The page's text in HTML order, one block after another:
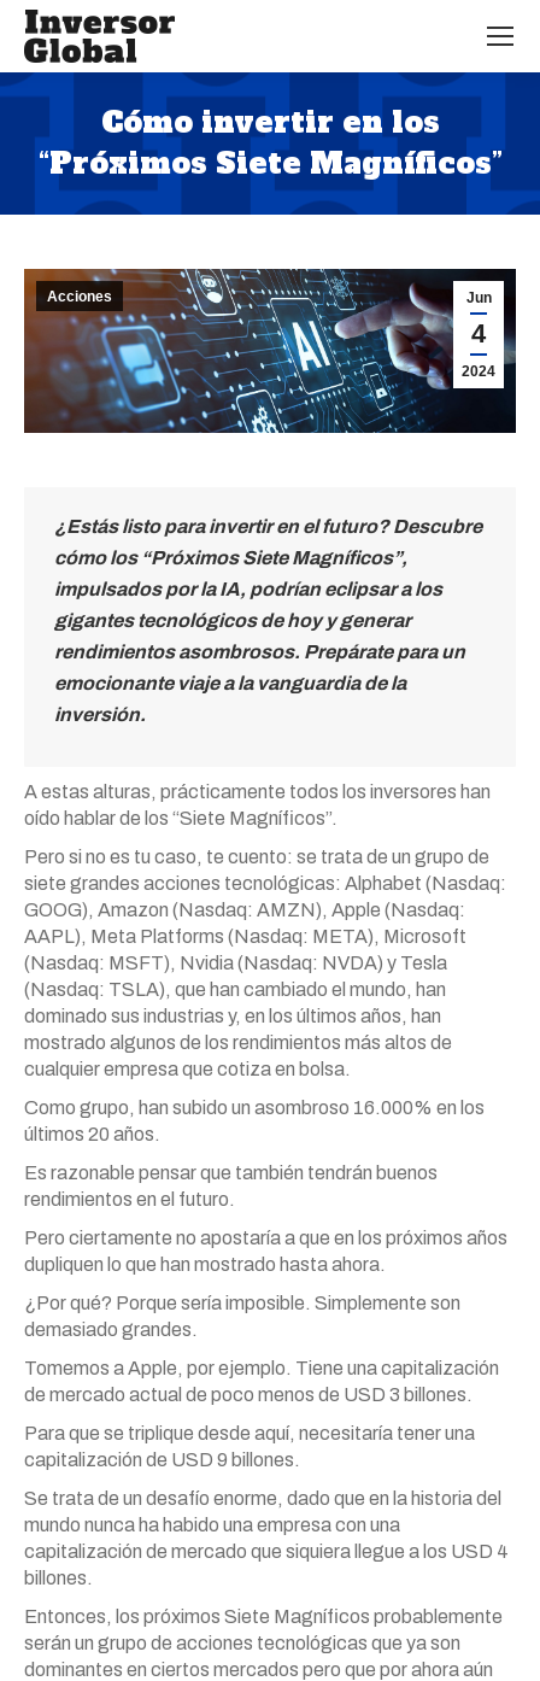
Cómo invertir en los
“Próximos Siete Magníficos”
Estás aquí:
Jun
4
2024
Acciones
¿Estás listo para invertir en el futuro? Descubre
cómo los “Próximos Siete Magníficos”,
impulsados por la IA, podrían eclipsar a los
gigantes tecnológicos de hoy y generar
rendimientos asombrosos. Prepárate para un
emocionante viaje a la vanguardia de la
inversión.
A estas alturas, prácticamente todos los inversores han
oído hablar de los “Siete Magníficos”.
Pero si no es tu caso, te cuento: se trata de un grupo de
siete grandes acciones tecnológicas: Alphabet (Nasdaq:
GOOG), Amazon (Nasdaq: AMZN), Apple (Nasdaq:
AAPL), Meta Platforms (Nasdaq: META), Microsoft
(Nasdaq: MSFT), Nvidia (Nasdaq: NVDA) y Tesla
(Nasdaq: TSLA), que han cambiado el mundo, han
dominado sus industrias y, en los últimos años, han
mostrado algunos de los rendimientos más altos de
cualquier empresa que cotiza en bolsa.
Como grupo, han subido un asombroso 16.000% en los
últimos 20 años.
Es razonable pensar que también tendrán buenos
rendimientos en el futuro.
Pero ciertamente no apostaría a que en los próximos años
dupliquen lo que han mostrado hasta ahora.
¿Por qué? Porque sería imposible. Simplemente son
demasiado grandes.
Tomemos a Apple, por ejemplo. Tiene una capitalización
de mercado actual de poco menos de USD 3 billones.
Para que se triplique desde aquí, necesitaría tener una
capitalización de USD 9 billones.
Se trata de un desafío enorme, dado que en la historia del
mundo nunca ha habido una empresa con una
capitalización de mercado que siquiera llegue a los USD 4
billones.
Entonces, los próximos Siete Magníficos probablemente
serán un grupo de acciones tecnológicas que ya son
dominantes en ciertos mercados pero que por ahora aún